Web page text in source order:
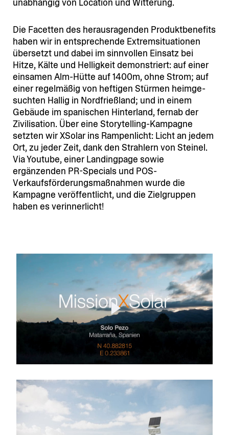
Die Facetten des heraus­ra­genden Produkt­be­nefits
haben wir in entspre­chende Extrem­si­tua­tionen
übersetzt und dabei im sinnvollen Einsatz bei
Hitze, Kälte und Helligkeit demons­triert: auf einer
einsamen Alm-Hütte auf 1400m, ohne Strom; auf
einer regelmäßig von heftigen Stürmen heimge­
suchten Hallig in Nordfrießland; und in einem
Gebäude im spani­schen Hinterland, fernab der
Zivili­sation. Über eine Storytelling-Kampagne
setzten wir XSolar ins Rampen­licht: Licht an jedem
Ort, zu jeder Zeit, dank den Strahlern von Steinel.
Via Youtube, einer Landingpage sowie
ergänzenden PR-Specials und POS-
Verkaufsförderungsmaßnahmen wurde die
Kampagne veröffentlicht, und die Zielgruppen
haben es verinnerlicht!